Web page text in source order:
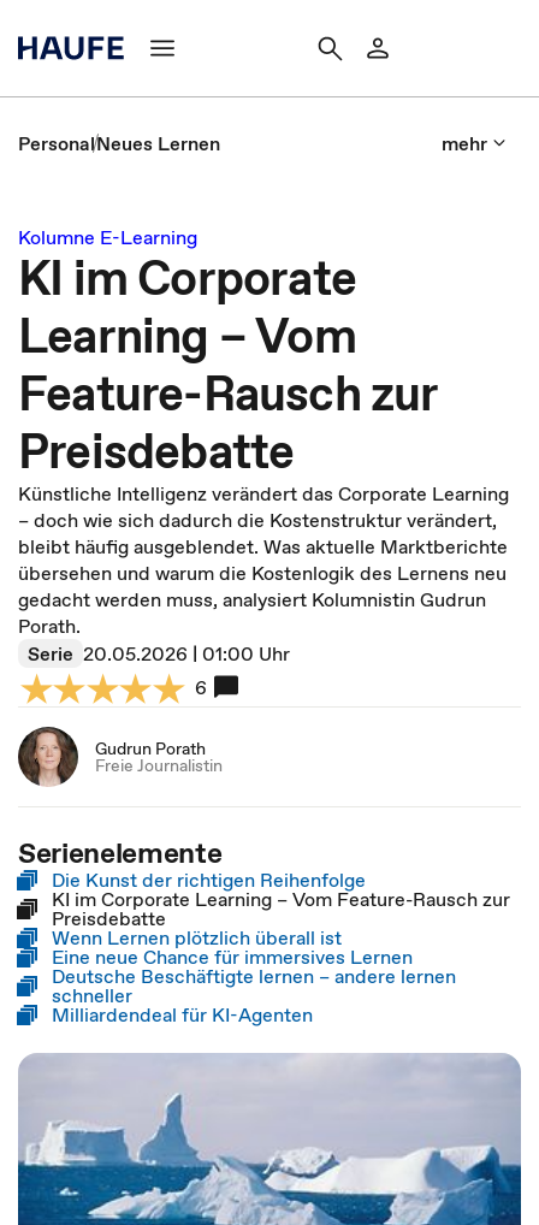
PersonalNeues Lernen mehr
Kolumne E-Learning
KI im Corporate
Learning – Vom
Feature-Rausch zur
Preisdebatte
Künstliche Intelligenz verändert das Corporate Learning
– doch wie sich dadurch die Kostenstruktur verändert,
bleibt häufig ausgeblendet. Was aktuelle Marktberichte
übersehen und warum die Kostenlogik des Lernens neu
gedacht werden muss, analysiert Kolumnistin Gudrun
Porath.
Serie 20.05.2026 | 01:00 Uhr
6
Gudrun Porath
Freie Journalistin
Serienelemente
Die Kunst der richtigen Reihenfolge
KI im Corporate Learning – Vom Feature-Rausch zur
Preisdebatte
Wenn Lernen plötzlich überall ist
Eine neue Chance für immersives Lernen
Deutsche Beschäftigte lernen – andere lernen
schneller
Milliardendeal für KI-Agenten